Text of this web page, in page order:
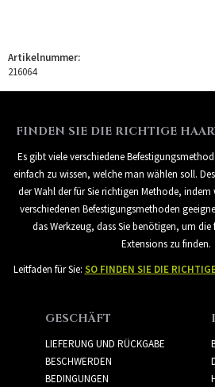
Artikelnummer:
216064
FINDEN SIE DIE RICHTIGE
Es gibt viele verschiedene
einfach zu wissen, welche man wählen soll.
der Wahl der für Sie richtigen Methode,
verschiedenen Befestigungsmethoden
das Werkzeug, dass Sie benötigen, um die
Extensions zu finden.
Leitfaden für Sie: SO FINDEN SIE DIE
GESCHÄFT
LIEFERUNG UND RÜCKGABE
BESCHWERDEN
BEDINGUNGEN